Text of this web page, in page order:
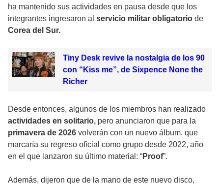
ha mantenido sus actividades en pausa desde que los
integrantes ingresaron al servicio militar obligatorio de
Corea del Sur.
Tiny Desk revive la nostalgia de los 90
con “Kiss me”, de Sixpence None the
Richer
Desde entonces, algunos de los miembros han realizado
actividades en solitario, pero anunciaron que para la
primavera de 2026 volverán con un nuevo álbum, que
marcaría su regreso oficial como grupo desde 2022, año
en el que lanzaron su último material: “Proof”.
Además, dijeron que de la mano de este nuevo disco,